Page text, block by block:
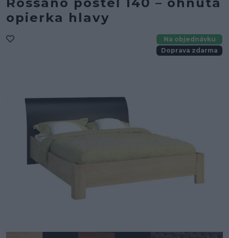
opierka hlavy
Na objednávku
Doprava zdarma